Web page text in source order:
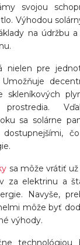
svojou
Výhodou
na údržbu
nielen pre
skleníkových
sa solárne
sa môže vrátiť
za elektrinu a
Navyše,
môže byť
výhody.
technológiou